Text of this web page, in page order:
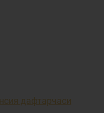
дафтарчаси